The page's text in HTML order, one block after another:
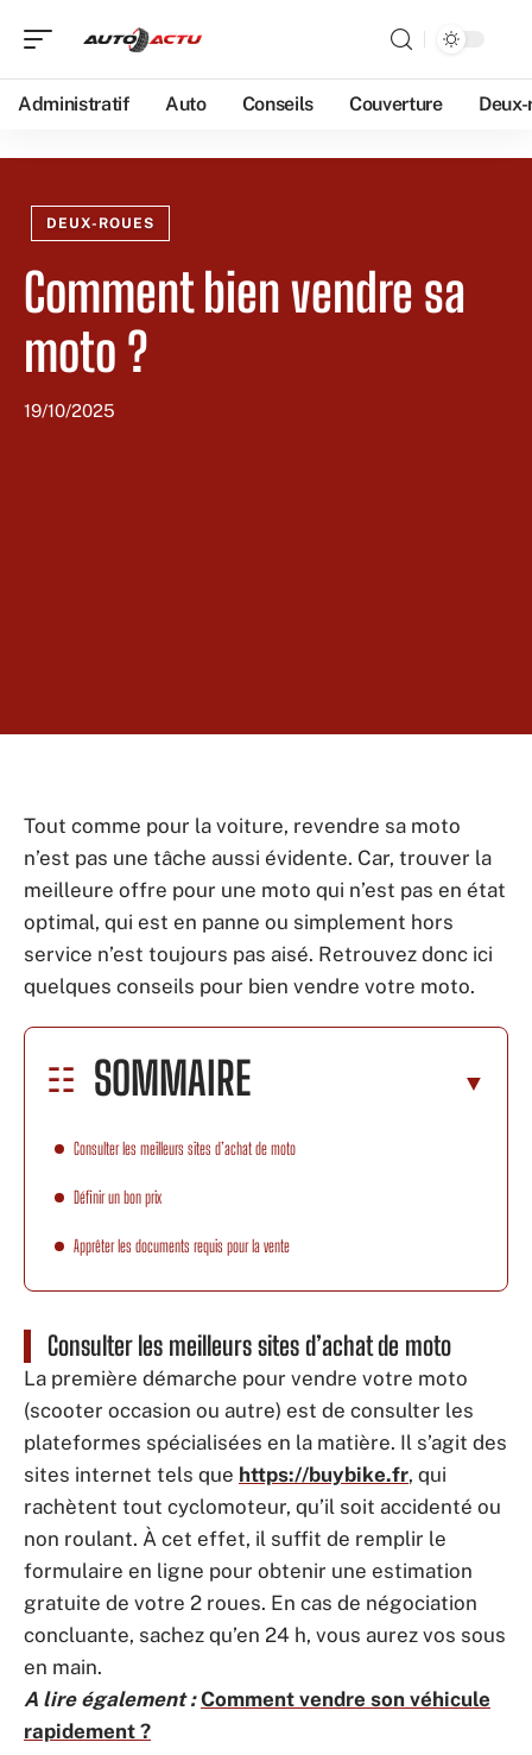
Administratif Auto Conseils Couverture
DEUX-ROUES
Comment bien vendre sa
moto ?
19/10/2025
Tout comme pour la voiture, revendre sa moto
n’est pas une tâche aussi évidente. Car, trouver la
meilleure offre pour une moto qui n’est pas en état
optimal, qui est en panne ou simplement hors
service n’est toujours pas aisé. Retrouvez donc ici
quelques conseils pour bien vendre votre moto.
SOMMAIRE
Consulter les meilleurs sites d’achat de moto
Définir un bon prix
Apprêter les documents requis pour la vente
Consulter les meilleurs sites d’achat de moto
La première démarche pour vendre votre moto
(scooter occasion ou autre) est de consulter les
plateformes spécialisées en la matière. Il s’agit des
sites internet tels que https://buybike.fr, qui
rachètent tout cyclomoteur, qu’il soit accidenté ou
non roulant. À cet effet, il suffit de remplir le
formulaire en ligne pour obtenir une estimation
gratuite de votre 2 roues. En cas de négociation
concluante, sachez qu’en 24 h, vous aurez vos sous
en main.
A lire également : Comment vendre son véhicule
rapidement ?